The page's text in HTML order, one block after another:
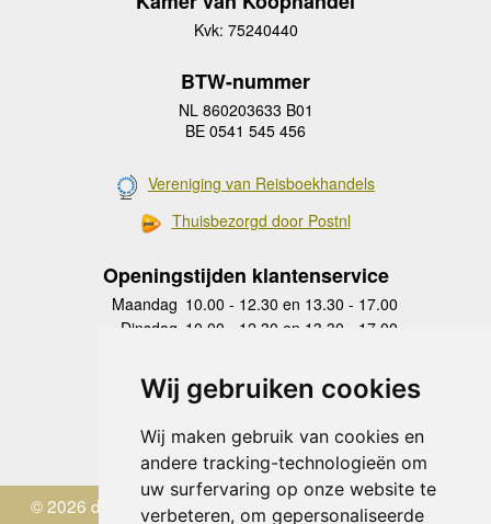
Wij gebruiken cookies
Wij maken gebruik van cookies en
andere tracking-technologieën om
uw surfervaring op onze website te
verbeteren, om gepersonaliseerde
Kvk: 75240440
BTW-nummer
NL 860203633 B01
BE 0541 545 456
Vereniging van Reisboekhandels
Thuisbezorgd door Postnl
Openingstijden klantenservice
Maandag 10.00 - 12.30 en 13.30 - 17.00
Dinsdag 10.00 - 12.30 en 13.30 - 17.00
Donderdag
10.00 - 12.30 en 13.30 - 17.00
Vrijdag 10.00 - 12.30 en 13.30 - 17.00
Zaterdag
gesloten
Zondag gesloten
© 2026 de Zwerver